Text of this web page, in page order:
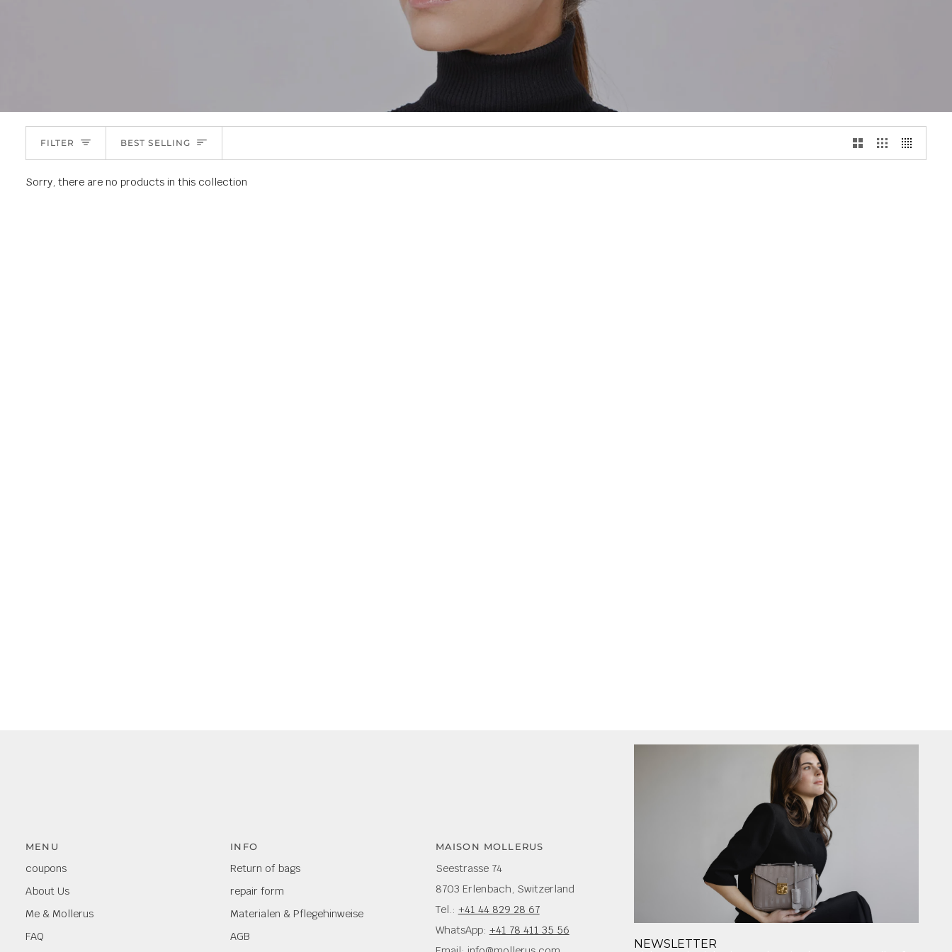
FILTER BEST SELLING
Sorry, there are no products in this collection
NEWSLETTER
MENU
coupons
About Us
Me & Mollerus
FAQ
INFO
Return of bags
repair form
Materialen & Pflegehinweise
AGB
MAISON MOLLERUS
Seestrasse 74
8703 Erlenbach, Switzerland
Tel.: +41 44 829 28 67
WhatsApp: +41 78 411 35 56